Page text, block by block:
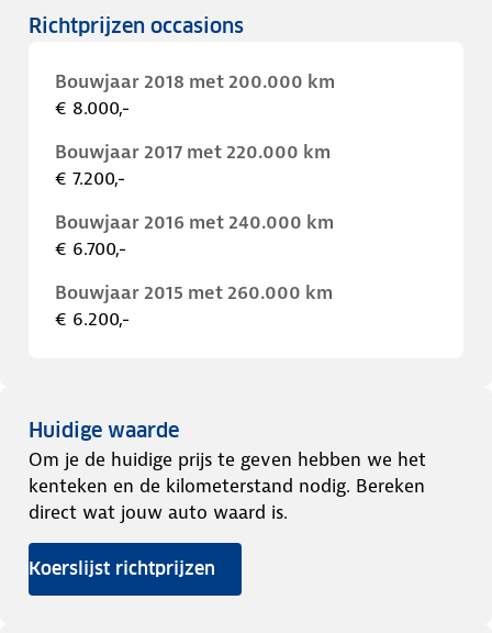
Richtprijzen occasions
Bouwjaar 2018 met 200.000 km
€ 8.000,-
Bouwjaar 2017 met 220.000 km
€ 7.200,-
Bouwjaar 2016 met 240.000 km
€ 6.700,-
Bouwjaar 2015 met 260.000 km
€ 6.200,-
Huidige waarde
Om je de huidige prijs te geven hebben we het
kenteken en de kilometerstand nodig. Bereken
direct wat jouw auto waard is.
Koerslijst richtprijzen